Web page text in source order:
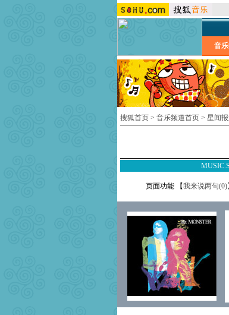
音乐
搜狐首页 > 音乐频道首页 > 星闻
页面功能 【我来说两句(0)